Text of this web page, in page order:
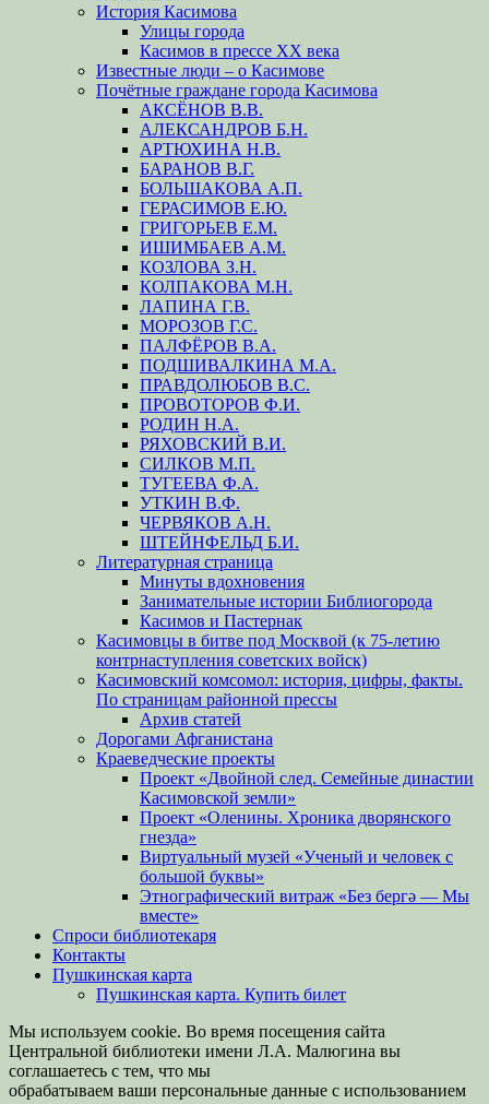
История Касимова
Улицы города
Касимов в прессе XX века
Известные люди – о Касимове
Почётные граждане города Касимова
АКСЁНОВ В.В.
АЛЕКСАНДРОВ Б.Н.
АРТЮХИНА Н.В.
БАРАНОВ В.Г.
БОЛЬШАКОВА А.П.
ГЕРАСИМОВ Е.Ю.
ГРИГОРЬЕВ Е.М.
ИШИМБАЕВ А.М.
КОЗЛОВА З.Н.
КОЛПАКОВА М.Н.
ЛАПИНА Г.В.
МОРОЗОВ Г.С.
ПАЛФЁРОВ В.А.
ПОДШИВАЛКИНА М.А.
ПРАВДОЛЮБОВ В.С.
ПРОВОТОРОВ Ф.И.
РОДИН Н.А.
РЯХОВСКИЙ В.И.
СИЛКОВ М.П.
ТУГЕЕВА Ф.А.
УТКИН В.Ф.
ЧЕРВЯКОВ А.Н.
ШТЕЙНФЕЛЬД Б.И.
Литературная страница
Минуты вдохновения
Занимательные истории Библиогорода
Касимов и Пастернак
Касимовцы в битве под Москвой (к 75-летию
контрнаступления советских войск)
Касимовский комсомол: история, цифры, факты.
По страницам районной прессы
Архив статей
Дорогами Афганистана
Краеведческие проекты
Проект «Двойной след. Семейные династии
Касимовской земли»
Проект «Оленины. Хроника дворянского
гнезда»
Виртуальный музей «Ученый и человек с
большой буквы»
Этнографический витраж «Без бергə — Мы
вместе»
Спроси библиотекаря
Контакты
Пушкинская карта
Пушкинская карта. Купить билет
Мы используем cookie. Во время посещения сайта
Центральной библиотеки имени Л.А. Малюгина вы
соглашаетесь с тем, что мы
обрабатываем ваши персональные данные с использованием